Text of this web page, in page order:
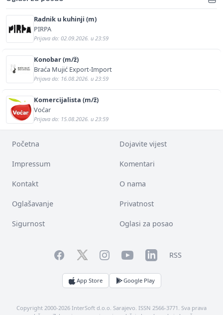
Radnik u kuhinji (m)
PIRPA
Prijava do: 02.09.2026. u 23:59
Konobar (m/ž)
Braća Mujić Export-Import
Prijava do: 16.08.2026. u 23:59
Komercijalista (m/ž)
Voćar
Prijava do: 15.08.2026. u 23:59
Početna Dojavite vijest
Impressum Komentari
Kontakt O nama
Oglašavanje Privatnost
Sigurnost Oglasi za posao
FacebookTwitterInstagramYouTubeLinkedInRSS
App Store Google Play
Copyright 2000-2026 InterSoft d.o.o. Sarajevo. ISSN 2566-3771. Sva prava